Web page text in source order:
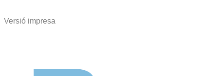
Versió impresa